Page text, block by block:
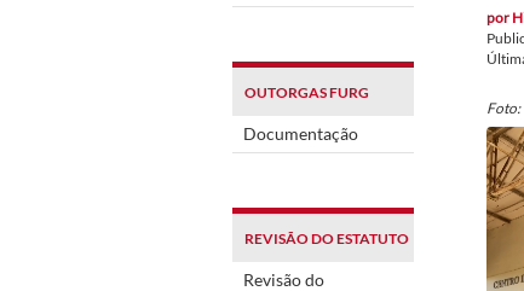
OUTORGAS FURG
Documentação
REVISÃO DO ESTATUTO
Revisão do
por
Foto: